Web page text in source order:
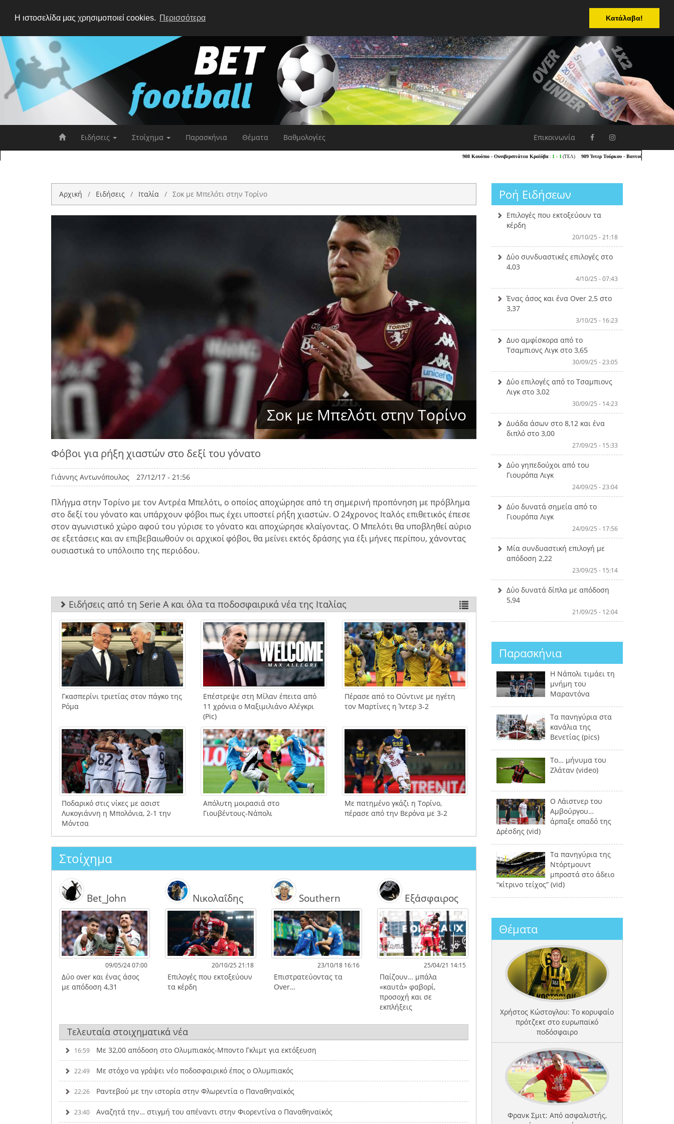
Η ιστοσελίδα μας χρησιμοποιεί cookies. Περισσότερα Κατάλαβα!
Ειδήσεις Στοίχημα Παρασκήνια Θέματα Βαθμολογίες Επικοινωνία
Αρχική Ειδήσεις Ιταλία Σοκ με Μπελότι στην Τορίνο
Σοκ με Μπελότι στην Τορίνο
Φόβοι για ρήξη χιαστών στο δεξί του γόνατο
Γιάννης Αντωνόπουλος 27/12/17 - 21:56
Πλήγμα στην Τορίνο με τον Αντρέα Μπελότι, ο οποίος αποχώρησε από τη σημερινή προπόνηση με πρόβλημα
στο δεξί του γόνατο και υπάρχουν φόβοι πως έχει υποστεί ρήξη χιαστών. Ο 24χρονος Ιταλός επιθετικός έπεσε
στον αγωνιστικό χώρο αφού του γύρισε το γόνατο και αποχώρησε κλαίγοντας. Ο Μπελότι θα υποβληθεί αύριο
σε εξετάσεις και αν επιβεβαιωθούν οι αρχικοί φόβοι, θα μείνει εκτός δράσης για έξι μήνες περίπου, χάνοντας
ουσιαστικά το υπόλοιπο της περιόδου.
Ειδήσεις από τη Serie A και όλα τα ποδοσφαιρικά νέα της Ιταλίας
Γκασπερίνι τριετίας στον πάγκο της
Ρόμα
Επέστρεψε στη Μίλαν έπειτα από
11 χρόνια ο Μαξιμιλιάνο Αλέγκρι
(Pic)
Πέρασε από το Ούντινε με ηγέτη
τον Μαρτίνες η Ίντερ 3-2
Ποδαρικό στις νίκες με ασιστ
Λυκογιάννη η Μπολόνια, 2-1 την
Μόντσα
Απόλυτη μοιρασιά στο
Γιουβέντους-Νάπολι
Με πατημένο γκάζι η Τορίνο,
πέρασε από την Βερόνα με 3-2
Στοίχημα
Bet_John
09/05/24 07:00
Δύο over και ένας άσος
με απόδοση 4,31
Νικολαΐδης
20/10/25 21:18
Επιλογές που εκτοξεύουν
τα κέρδη
Southern
23/10/18 16:16
Επιστρατεύοντας τα
Over…
Εξάσφαιρος
25/04/21 14:15
Παίζουν… μπάλα
«καυτά» φαβορί,
προσοχή και σε
εκπλήξεις
Τελευταία στοιχηματικά νέα
16:59 Με 32,00 απόδοση στο Ολυμπιακός-Μποντο Γκλιμτ για εκτόξευση
22:49 Με στόχο να γράψει νέο ποδοσφαιρικό έπος ο Ολυμπιακός
22:26 Ραντεβού με την ιστορία στην Φλωρεντία ο Παναθηναϊκός
23:40 Αναζητά την… στιγμή του απέναντι στην Φιορεντίνα ο Παναθηναϊκός
Ροή Ειδήσεων
Επιλογές που εκτοξεύουν τα
κέρδη
20/10/25 - 21:18
Δύο συνδυαστικές επιλογές στο
4,03
4/10/25 - 07:43
Ένας άσος και ένα Over 2,5 στο
3,37
3/10/25 - 16:23
Δυο αμφίσκορα από το
Τσαμπιονς Λιγκ στο 3,65
30/09/25 - 23:05
Δύο επιλογές από το Τσαμπιονς
Λιγκ στο 3,02
30/09/25 - 14:23
Δυάδα άσων στο 8,12 και ένα
διπλό στο 3,00
27/09/25 - 15:33
Δύο γηπεδούχοι από του
Γιουρόπα Λιγκ
24/09/25 - 23:04
Δύο δυνατά σημεία από το
Γιουρόπα Λιγκ
24/09/25 - 17:56
Μία συνδυαστική επιλογή με
απόδοση 2,22
23/09/25 - 15:14
Δύο δυνατά δίπλα με απόδοση
5,94
21/09/25 - 12:04
Παρασκήνια
Η Νάπολι τιμάει τη
μνήμη του
Μαραντόνα
Τα πανηγύρια στα
κανάλια της
Βενετίας (pics)
Το… μήνυμα του
Ζλάταν (video)
Ο Λάιστνερ του
Αμβούργου…
άρπαξε οπαδό της
Δρέσδης (vid)
Τα πανηγύρια της
Ντόρτμουντ
μπροστά στο άδειο
“κίτρινο τείχος” (vid)
Θέματα
Χρήστος Κώστογλου: Το κορυφαίο
πρότζεκτ στο ευρωπαϊκό
ποδόσφαιρο
Φρανκ Σμιτ: Από ασφαλιστής,